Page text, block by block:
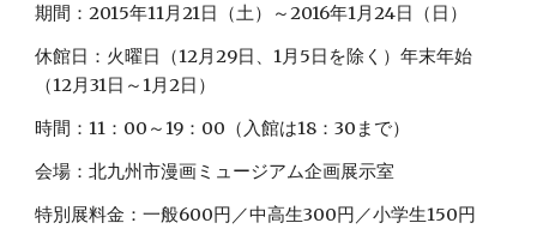
期間：2015年11月21日（土）～2016年1月24日（日）
休館日：火曜日（12月29日、1月5日を除く）年末年始
（12月31日～1月2日）
時間：11：00～19：00（入館は18：30まで）
会場：北九州市漫画ミュージアム企画展示室
特別展料金：一般600円／中高生300円／小学生150円